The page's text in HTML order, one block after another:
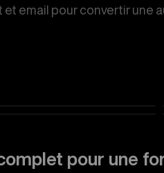
Communauté
email pour convertir une
pour une